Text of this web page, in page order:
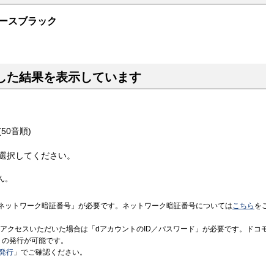
スブラック
た結果を表示しています
音順)
択してください。
ットワーク暗証番号」が必要です。ネットワーク暗証番号についてはこちら を
クセスいただいた場合は「dアカウントのID／パスワード」が必要です。ドコ
発行が可能です。
行 」でご確認ください。